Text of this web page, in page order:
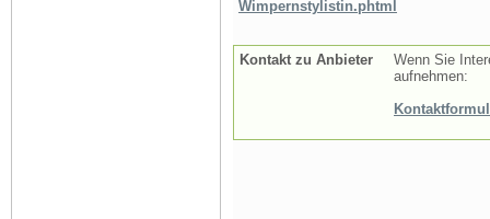
Wimpernstylistin.phtml
Kontakt zu Anbieter
Wenn Sie
aufnehmen: